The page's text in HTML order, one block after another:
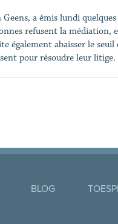
a émis lundi
refusent la
également abaisser le
pour résoudre leur
BLOG